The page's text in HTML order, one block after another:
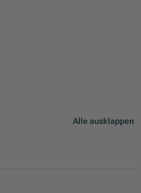
Alle ausklappen